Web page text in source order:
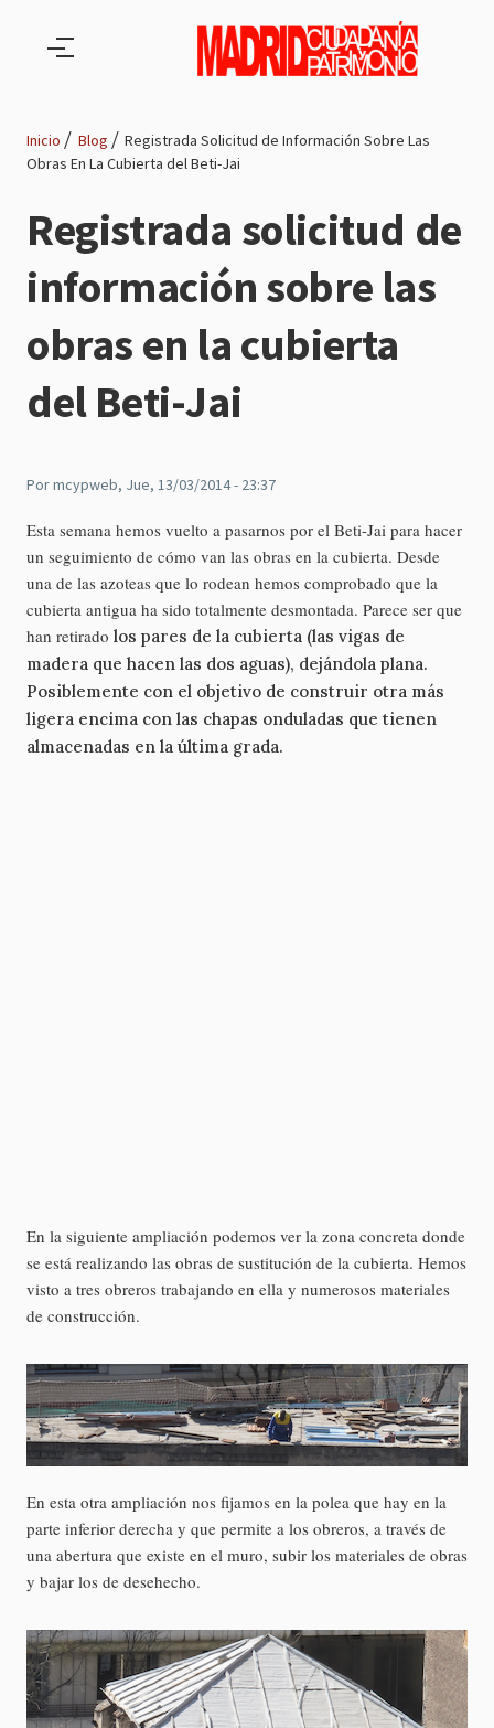
de
navegación
Inicio Blog
Registrada Solicitud de Información Sobre Las
Obras En La Cubierta del Beti-Jai
Registrada solicitud de
información sobre las
obras en la cubierta
del Beti-Jai
Pormcypweb, Jue, 13/03/2014 - 23:37
Esta semana hemos vuelto a pasarnos por el Beti-Jai para hacer
un seguimiento de cómo van las obras en la cubierta. Desde
una de las azoteas que lo rodean hemos comprobado que la
cubierta antigua ha sido totalmente desmontada. Parece ser que
han retirado los pares de la cubierta (las vigas de
madera que hacen las dos aguas), dejándola plana.
Posiblemente con el objetivo de construir otra más
ligera encima con las chapas onduladas que tienen
almacenadas en la última grada.
En la siguiente ampliación podemos ver la zona concreta donde
se está realizando las obras de sustitución de la cubierta. Hemos
visto a tres obreros trabajando en ella y numerosos materiales
de construcción.
En esta otra ampliación nos fijamos en la polea que hay en la
parte inferior derecha y que permite a los obreros, a través de
una abertura que existe en el muro, subir los materiales de obras
y bajar los de desehecho.